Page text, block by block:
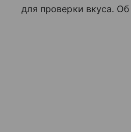
для проверки вкуса.